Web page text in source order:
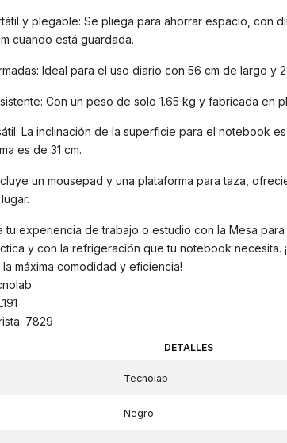
y plegable: Se pliega para ahorrar espacio, con
cuando está guardada.
Ideal para el uso diario con 56 cm de largo y
Con un peso de solo 1.65 kg y fabricada en
La inclinación de la superficie para el notebook
es de 31 cm.
un mousepad y una plataforma para taza,
tu experiencia de trabajo o estudio con la Mesa para
y con la refrigeración que tu notebook necesita.
máxima comodidad y eficiencia!
7829
DETALLES
Tecnolab
Negro